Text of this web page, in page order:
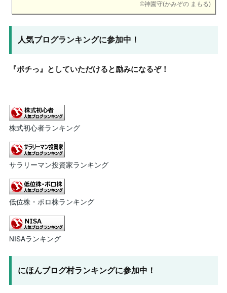
©神園守(かみぞの まもる)
人気ブログランキングに参加中！
『ポチっ』としていただけると励みになるぞ！
株式初心者ランキング
サラリーマン投資家ランキング
低位株・ボロ株ランキング
NISAランキング
にほんブログ村ランキングに参加中！